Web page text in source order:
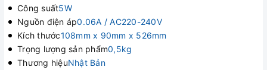
Công suất5W
Nguồn điện áp0.06A / AC220-240V
Kích thước108mm x 90mm x 526mm
Trọng lượng sản phẩm0,5kg
Thương hiệuNhật Bản